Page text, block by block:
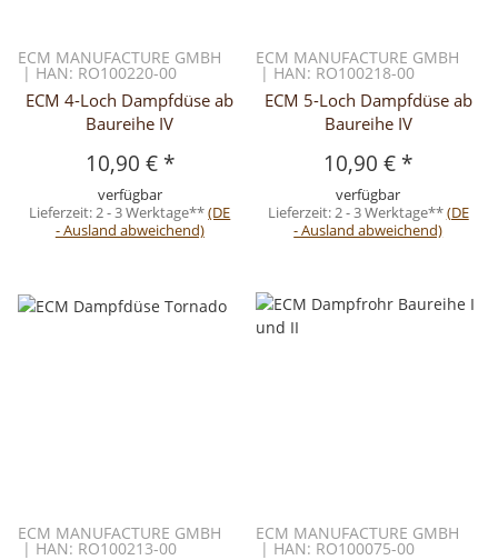
ECM MANUFACTURE GMBH
| HAN: RO100220-00
ECM 4-Loch Dampfdüse ab
Baureihe IV
10,90 € *
verfügbar
Lieferzeit:2 - 3 Werktage**(DE
- Ausland abweichend)
ECM MANUFACTURE GMBH
| HAN: RO100218-00
ECM 5-Loch Dampfdüse ab
Baureihe IV
10,90 € *
verfügbar
Lieferzeit:2 - 3 Werktage**(DE
- Ausland abweichend)
ECM MANUFACTURE GMBH
| HAN: RO100213-00
ECM MANUFACTURE GMBH
| HAN: RO100075-00